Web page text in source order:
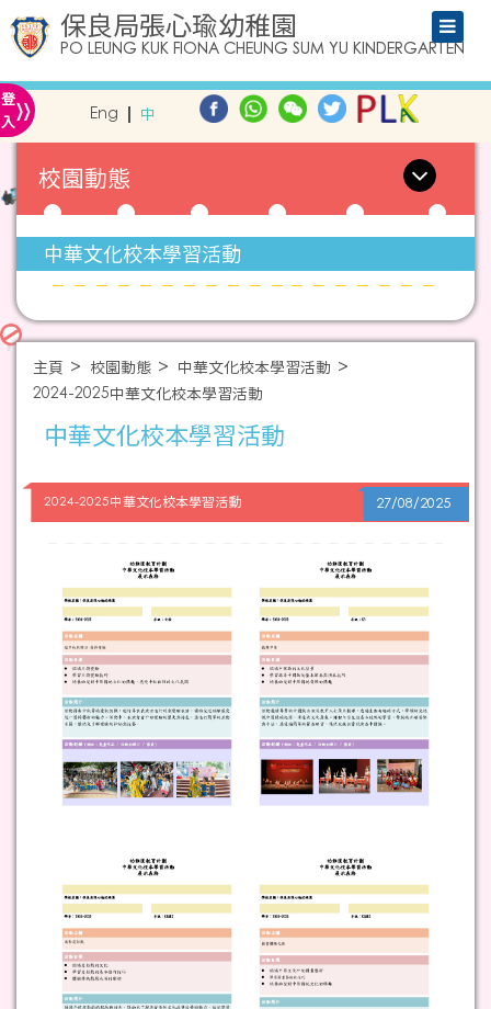
保良局張心瑜幼稚園
PO LEUNG KUK FIONA CHEUNG SUM YU KINDERGARTEN
登
入» Eng 中
校園動態
中華文化校本學習活動
主頁 校園動態
中華文化校本學習活動
2024-2025中華文化校本學習活動
中華文化校本學習活動
2024-2025中華文化校本學習活動 27/08/2025